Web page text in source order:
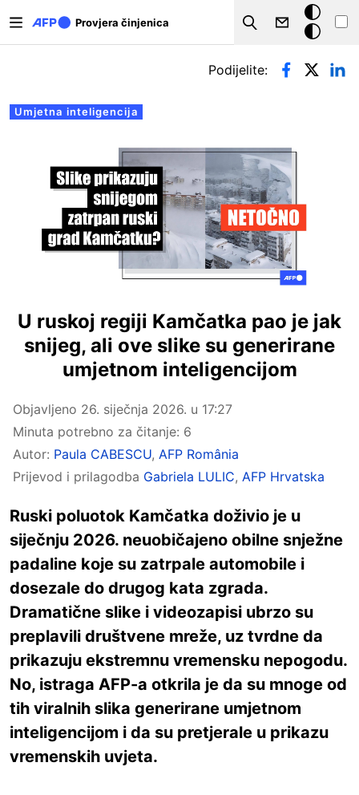
Provjera činjenica
Search
Tamna
pozadina
Primarne oznake
Umjetna inteligencija
Podijelite:
U ruskoj regiji Kamčatka pao je jak
snijeg, ali ove slike su generirane
umjetnom inteligencijom
Objavljeno 26. siječnja 2026. u 17:27
Minuta potrebno za čitanje: 6
Autor: Paula CABESCU, AFP România
Prijevod i prilagodba Gabriela LULIC, AFP Hrvatska
Ruski poluotok Kamčatka doživio je u
siječnju 2026. neuobičajeno obilne snježne
padaline koje su zatrpale automobile i
dosezale do drugog kata zgrada.
Dramatične slike i videozapisi ubrzo su
preplavili društvene mreže, uz tvrdne da
prikazuju ekstremnu vremensku nepogodu.
No, istraga AFP-a otkrila je da su mnoge od
tih viralnih slika generirane umjetnom
inteligencijom i da su pretjerale u prikazu
vremenskih uvjeta.